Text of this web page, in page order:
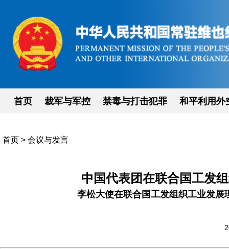
首页 裁军与军控 禁毒与打击犯罪 和平利用外
首页 > 会议与发言
中国代表团在联合国工发
李松大使在联合国工发组织工业发